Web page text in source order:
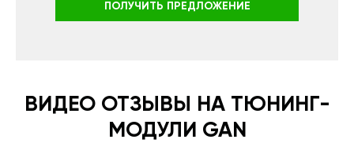
ПОЛУЧИТЬ ПРЕДЛОЖЕНИЕ
ВИДЕО ОТЗЫВЫ НА ТЮНИНГ-
МОДУЛИ GAN